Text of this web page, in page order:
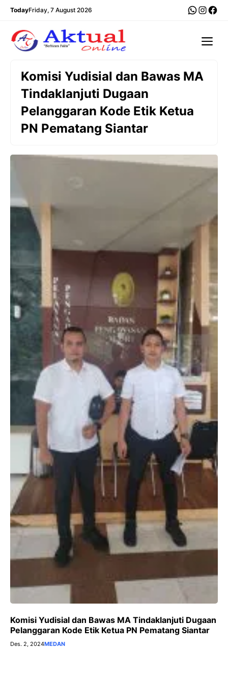
Langsung
TodayFriday, 7 August 2026
Komisi Yudisial dan Bawas MA
Tindaklanjuti Dugaan
Pelanggaran Kode Etik Ketua
PN Pematang Siantar
Komisi Yudisial dan Bawas MA Tindaklanjuti Dugaan
Pelanggaran Kode Etik Ketua PN Pematang Siantar
Des. 2, 2024MEDAN